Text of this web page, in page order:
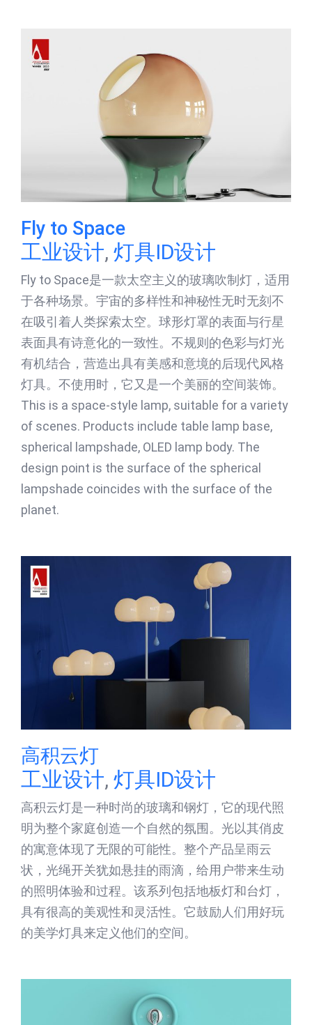
Fly to Space
工业设计, 灯具ID设计
Fly to Space是一款太空主义的玻璃吹制灯，适用
于各种场景。宇宙的多样性和神秘性无时无刻不
在吸引着人类探索太空。球形灯罩的表面与行星
表面具有诗意化的一致性。不规则的色彩与灯光
有机结合，营造出具有美感和意境的后现代风格
灯具。不使用时，它又是一个美丽的空间装饰。
This is a space-style lamp, suitable for a variety
of scenes. Products include table lamp base,
spherical lampshade, OLED lamp body. The
design point is the surface of the spherical
lampshade coincides with the surface of the
planet.
高积云灯
工业设计, 灯具ID设计
高积云灯是一种时尚的玻璃和钢灯，它的现代照
明为整个家庭创造一个自然的氛围。光以其俏皮
的寓意体现了无限的可能性。整个产品呈雨云
状，光绳开关犹如悬挂的雨滴，给用户带来生动
的照明体验和过程。该系列包括地板灯和台灯，
具有很高的美观性和灵活性。它鼓励人们用好玩
的美学灯具来定义他们的空间。